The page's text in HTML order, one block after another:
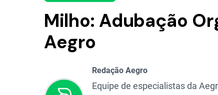
Milho: Adubação
Aegro
Redação Aegro
Equipe de especialistas da